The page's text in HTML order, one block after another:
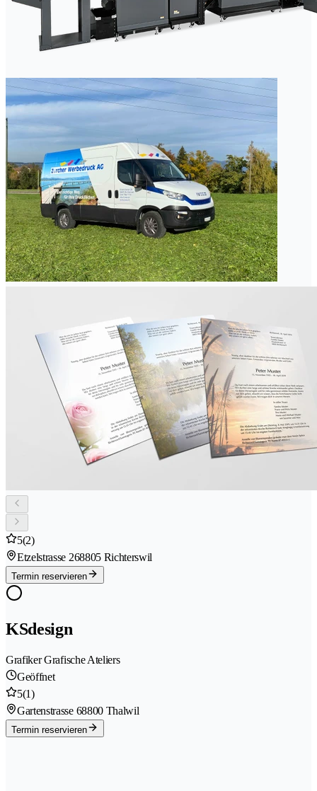
5(2)
Etzelstrasse 268805 Richterswil
Termin reservieren
KSdesign
Grafiker Grafische Ateliers
Geöffnet
5(1)
Gartenstrasse 68800 Thalwil
Termin reservieren